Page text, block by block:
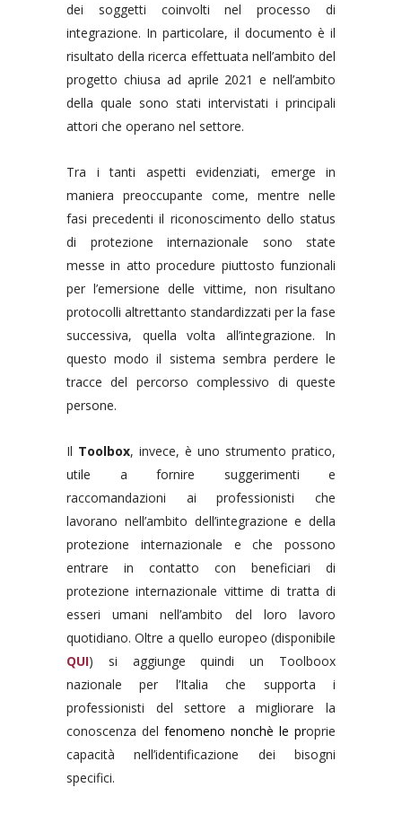
dei soggetti coinvolti nel processo di
integrazione. In particolare, il documento è il
risultato della ricerca effettuata nell’ambito del
progetto chiusa ad aprile 2021 e nell’ambito
della quale sono stati intervistati i principali
attori che operano nel settore.
Tra i tanti aspetti evidenziati, emerge in
maniera preoccupante come, mentre nelle
fasi precedenti il riconoscimento dello status
di protezione internazionale sono state
messe in atto procedure piuttosto funzionali
per l’emersione delle vittime, non risultano
protocolli altrettanto standardizzati per la fase
successiva, quella volta all’integrazione. In
questo modo il sistema sembra perdere le
tracce del percorso complessivo di queste
persone.
Il Toolbox, invece, è uno strumento pratico,
utile a fornire suggerimenti e
raccomandazioni ai professionisti che
lavorano nell’ambito dell’integrazione e della
protezione internazionale e che possono
entrare in contatto con beneficiari di
protezione internazionale vittime di tratta di
esseri umani nell’ambito del loro lavoro
quotidiano. Oltre a quello europeo (disponibile
QUI) si aggiunge quindi un Toolboox
nazionale per l’Italia che supporta i
professionisti del settore a migliorare la
conoscenza del fenomeno nonchè le proprie
capacità nell’identificazione dei bisogni
specifici.